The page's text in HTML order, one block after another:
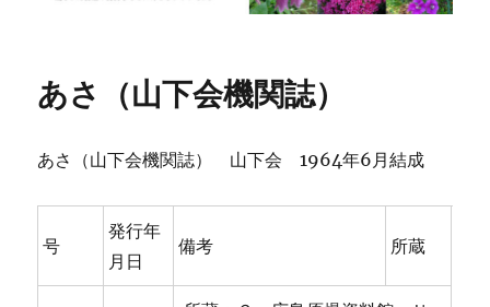
あさ（山下会機関誌）
あさ（山下会機関誌） 山下会 1964年6月結成
号
発行年
月日
備考 所蔵